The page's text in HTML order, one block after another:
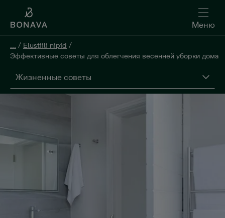
Меню
... / Elustiili nipid /
Эффективные советы для облегчения весенней уборки дома
Жизненные советы